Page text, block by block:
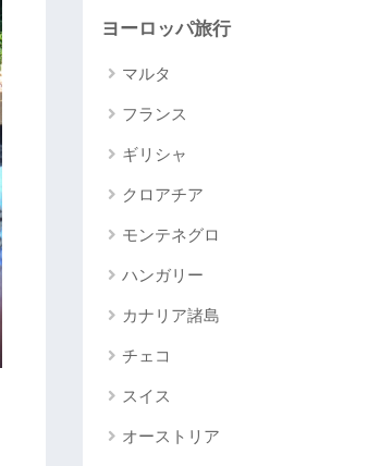
ヨーロッパ旅行
マルタ
フランス
ギリシャ
クロアチア
モンテネグロ
ハンガリー
カナリア諸島
チェコ
スイス
オーストリア